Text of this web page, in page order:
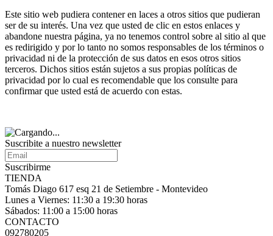
Este sitio web pudiera contener en laces a otros sitios que pudieran
ser de su interés. Una vez que usted de clic en estos enlaces y
abandone nuestra página, ya no tenemos control sobre al sitio al que
es redirigido y por lo tanto no somos responsables de los términos o
privacidad ni de la protección de sus datos en esos otros sitios
terceros. Dichos sitios están sujetos a sus propias políticas de
privacidad por lo cual es recomendable que los consulte para
confirmar que usted está de acuerdo con estas.
Suscribite a nuestro newsletter
Suscribirme
TIENDA
Tomás Diago 617 esq 21 de Setiembre - Montevideo
Lunes a Viernes: 11:30 a 19:30 horas
Sábados: 11:00 a 15:00 horas
CONTACTO
092780205